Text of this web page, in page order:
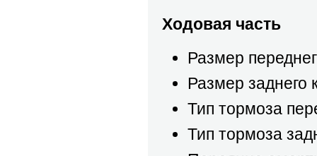
Ходовая часть
Размер
Размер заднего
Тип тормоза
Тип тормоза